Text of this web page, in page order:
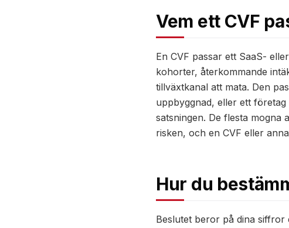
Vem ett CVF
En CVF passar ett SaaS-
kohorter, återkommande
tillväxtkanal att mata. Den
uppbyggnad, eller ett
satsningen. De flesta mogna
risken, och en CVF eller
Hur du
Beslutet beror på dina siffror